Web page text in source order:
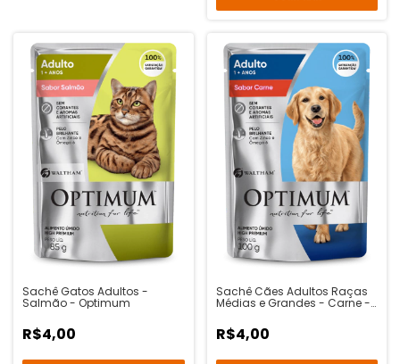
Sachê Gatos Adultos -
Salmão - Optimum
R$4,00
Sachê Cães Adultos Raças
Médias e Grandes - Carne -
R$4,00